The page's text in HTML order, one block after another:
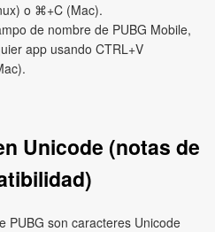
o ⌘+C (Mac).
de nombre de PUBG Mobile,
app usando CTRL+V
Unicode (notas de
PUBG son caracteres Unicode